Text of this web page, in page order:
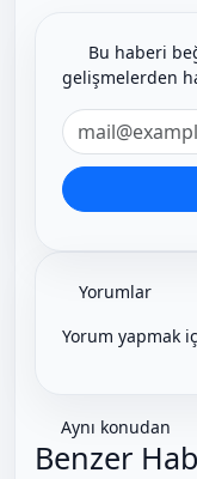
Bu haberi
gelişmelerden
Yorumlar
Yorum yapmak
Aynı konudan
Benzer